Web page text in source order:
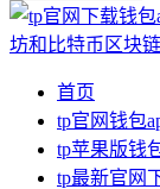
首页
tp官网钱包
tp苹果版钱
tp最新官网